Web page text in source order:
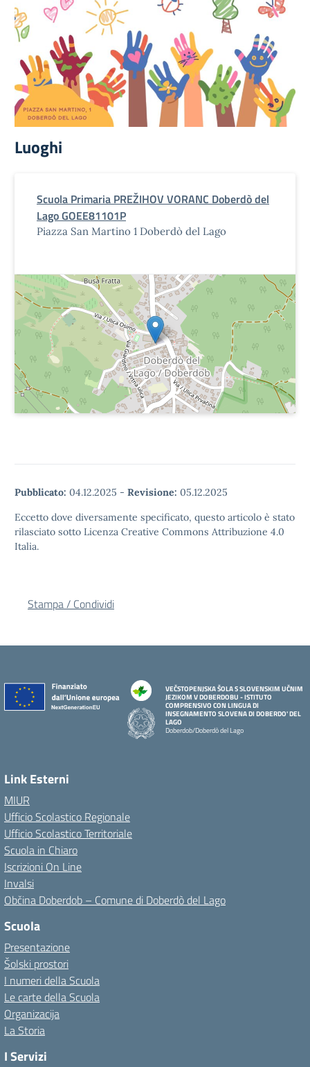
Luoghi
Scuola Primaria PREŽIHOV VORANC Doberdò del
Lago GOEE81101P
Piazza San Martino 1 Doberdò del Lago
Pubblicato: 04.12.2025 - Revisione: 05.12.2025
Eccetto dove diversamente specificato, questo articolo è stato
rilasciato sotto Licenza Creative Commons Attribuzione 4.0
Italia.
Stampa / Condividi
VEČSTOPENJSKA ŠOLA S SLOVENSKIM UČNIM
JEZIKOM V DOBERDOBU - ISTITUTO
COMPRENSIVO CON LINGUA DI
INSEGNAMENTO SLOVENA DI DOBERDO' DEL
LAGO
Doberdob/Doberdò del Lago
Link Esterni
MIUR
Ufficio Scolastico Regionale
Ufficio Scolastico Territoriale
Scuola in Chiaro
Iscrizioni On Line
Invalsi
Občina Doberdob – Comune di Doberdò del Lago
Scuola
Presentazione
Šolski prostori
I numeri della Scuola
Le carte della Scuola
Organizacija
La Storia
I Servizi